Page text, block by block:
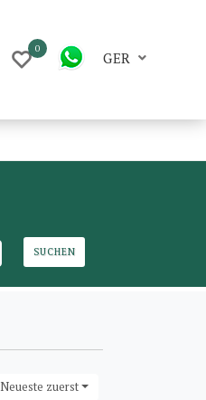
0
GER
SUCHEN
Neueste zuerst